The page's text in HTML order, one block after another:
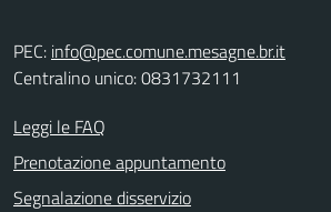
PEC: info@pec.comune.mesagne.br.it
Centralino unico: 0831732111
Leggi le FAQ
Prenotazione appuntamento
Segnalazione disservizio